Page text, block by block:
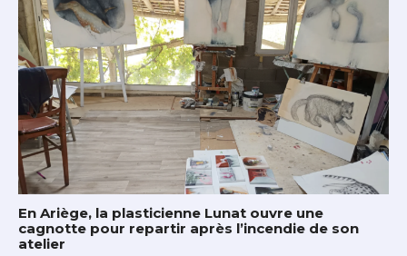
En Ariège, la plasticienne Lunat ouvre une
cagnotte pour repartir après l’incendie de son
atelier